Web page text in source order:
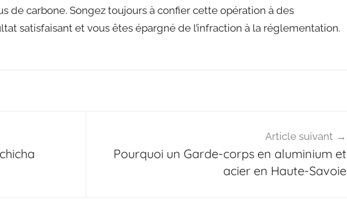
de carbone. Songez toujours à confier cette opération à des
satisfaisant et vous êtes épargné de l’infraction à la réglementation.
Article suivant
Pourquoi un Garde-corps en aluminium et
acier en Haute-Savoie